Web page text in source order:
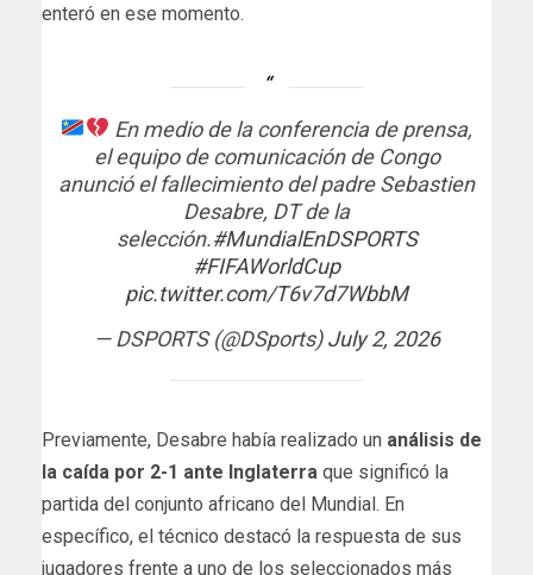
enteró en ese momento.
En medio de la conferencia de prensa,
el equipo de comunicación de Congo
anunció el fallecimiento del padre Sebastien
Desabre, DT de la
selección.#MundialEnDSPORTS
#FIFAWorldCup
pic.twitter.com/T6v7d7WbbM
— DSPORTS (@DSports)July 2, 2026
Previamente, Desabre había realizado un análisis de
la caída por 2-1 ante Inglaterra que significó la
partida del conjunto africano del Mundial. En
específico, el técnico destacó la respuesta de sus
jugadores frente a uno de los seleccionados más